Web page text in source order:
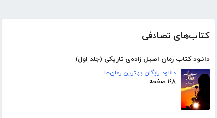
کتاب‌های تصادفی
دانلود کتاب رمان اصیل زاده‌ی تاریکی (جلد اول)
دانلود رایگان بهترین رمان‌ها
۱۹۸ صفحه